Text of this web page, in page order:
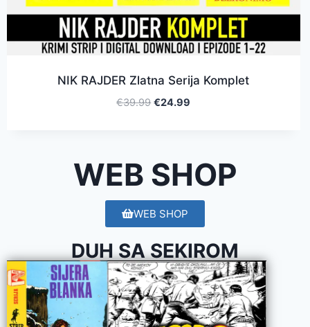
WEB SHOP
NIK RAJDER Zlatna Serija Komplet
€39.99 €24.99
WEB SHOP
DUH SA SEKIROM